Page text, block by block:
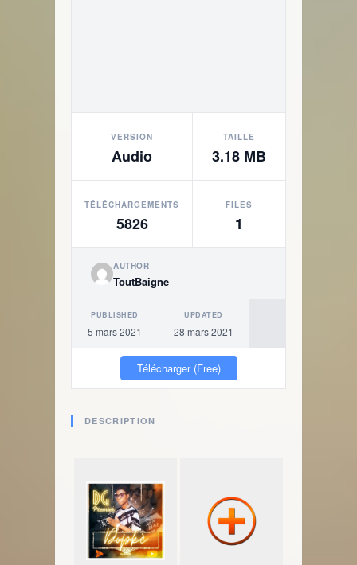
VERSION
Audio
TAILLE
3.18 MB
TÉLÉCHARGEMENTS
5826
FILES
1
AUTHOR
ToutBaigne
PUBLISHED
5 mars 2021
UPDATED
28 mars 2021
Télécharger (Free)
DESCRIPTION